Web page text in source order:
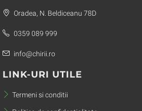
Oradea, N. Beldiceanu 78D
0359 089 999
info@chirii.ro
LINK-URI UTILE
Termeni si conditii